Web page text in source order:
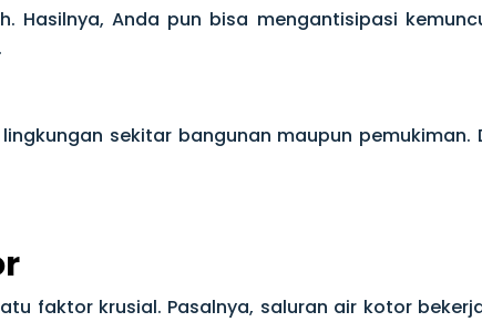
Anda pun bisa mengantisipasi
sekitar bangunan maupun pemukiman.
faktor krusial. Pasalnya, saluran air kotor